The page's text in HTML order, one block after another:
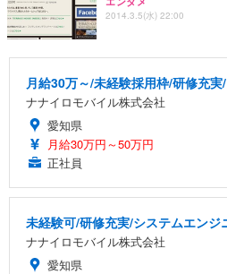
2014.3.5(水) 22:00
月給30万～/未経験採用枠/研修充
ナナイロモバイル株式会社
愛知県
月給30万円～50万円
正社員
未経験可/研修充実/システムエンジ
ナナイロモバイル株式会社
愛知県